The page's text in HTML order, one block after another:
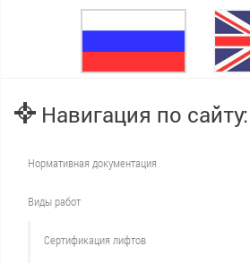
Навигация по сайту:
Нормативная документация
Виды работ
Сертификация лифтов